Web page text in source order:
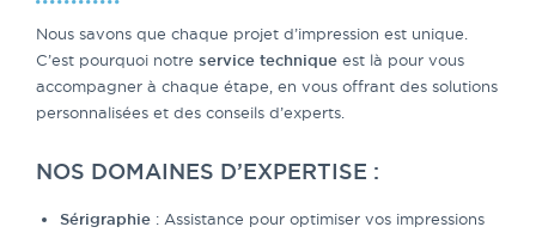
Nous savons que chaque projet d’impression est unique.
C’est pourquoi notre service technique est là pour vous
accompagner à chaque étape, en vous offrant des solutions
personnalisées et des conseils d’experts.
NOS DOMAINES D’EXPERTISE :
Sérigraphie : Assistance pour optimiser vos impressions